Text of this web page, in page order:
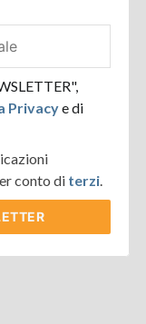
Privacye di
conto di terzi.